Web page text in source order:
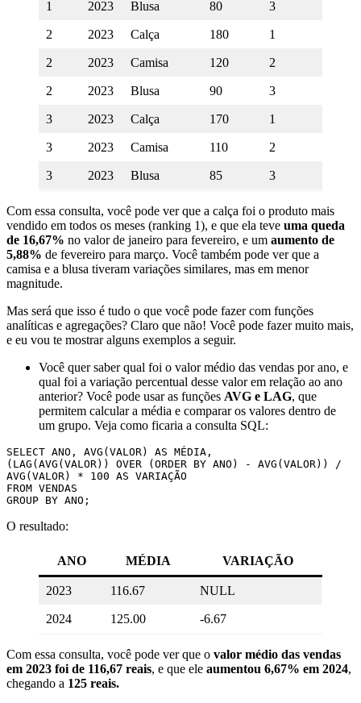
1 2023 Blusa 80 3
2 2023 Calça 180 1
2 2023 Camisa 120 2
2 2023 Blusa 90 3
3 2023 Calça 170 1
3 2023 Camisa 110 2
3 2023 Blusa 85 3
Com essa consulta, você pode ver que a calça foi o produto mais
vendido em todos os meses (ranking 1), e que ela teve uma queda
de 16,67% no valor de janeiro para fevereiro, e um aumento de
5,88% de fevereiro para março. Você também pode ver que a
camisa e a blusa tiveram variações similares, mas em menor
magnitude.
Mas será que isso é tudo o que você pode fazer com funções
analíticas e agregações? Claro que não! Você pode fazer muito mais,
e eu vou te mostrar alguns exemplos a seguir.
Você quer saber qual foi o valor médio das vendas por ano, e
qual foi a variação percentual desse valor em relação ao ano
anterior? Você pode usar as funções AVG e LAG, que
permitem calcular a média e comparar os valores dentro de
um grupo. Veja como ficaria a consulta SQL:
SELECT ANO, AVG(VALOR) AS MÉDIA,
(LAG(AVG(VALOR)) OVER (ORDER BY ANO) - AVG(VALOR)) /
AVG(VALOR) * 100 AS VARIAÇÃO
FROM VENDAS
O resultado:
ANO MÉDIA VARIAÇÃO
2023 116.67 NULL
2024 125.00 -6.67
Com essa consulta, você pode ver que o valor médio das vendas
em 2023 foi de 116,67 reais, e que ele aumentou 6,67% em 2024,
chegando a 125 reais.